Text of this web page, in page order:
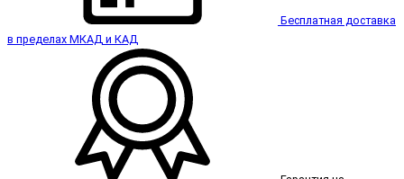
Бесплатная доставка
в пределах МКАД и КАД